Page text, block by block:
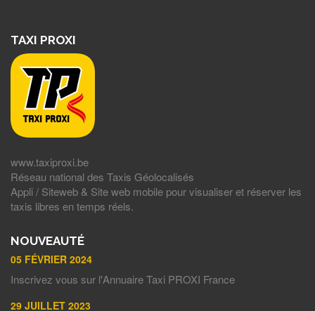
TAXI PROXI
www.taxiproxi.be
Réseau national des Taxis Géolocalisés
Appli / Siteweb & Site web mobile pour visualiser et réserver les
taxis libres en temps réels.
NOUVEAUTÉ
05 FÉVRIER 2024
Inscrivez vous sur l'Annuaire Taxi PROXI France
29 JUILLET 2023